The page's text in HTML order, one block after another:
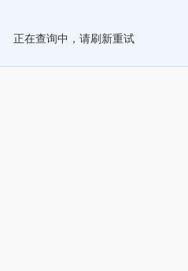
正在查询中，请刷新重试